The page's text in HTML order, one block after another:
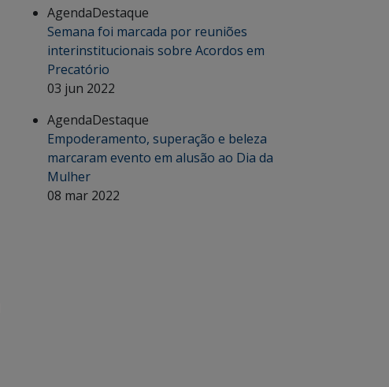
AgendaDestaque
Semana foi marcada por reuniões
interinstitucionais sobre Acordos em
Precatório
03 jun 2022
AgendaDestaque
Empoderamento, superação e beleza
marcaram evento em alusão ao Dia da
Mulher
08 mar 2022